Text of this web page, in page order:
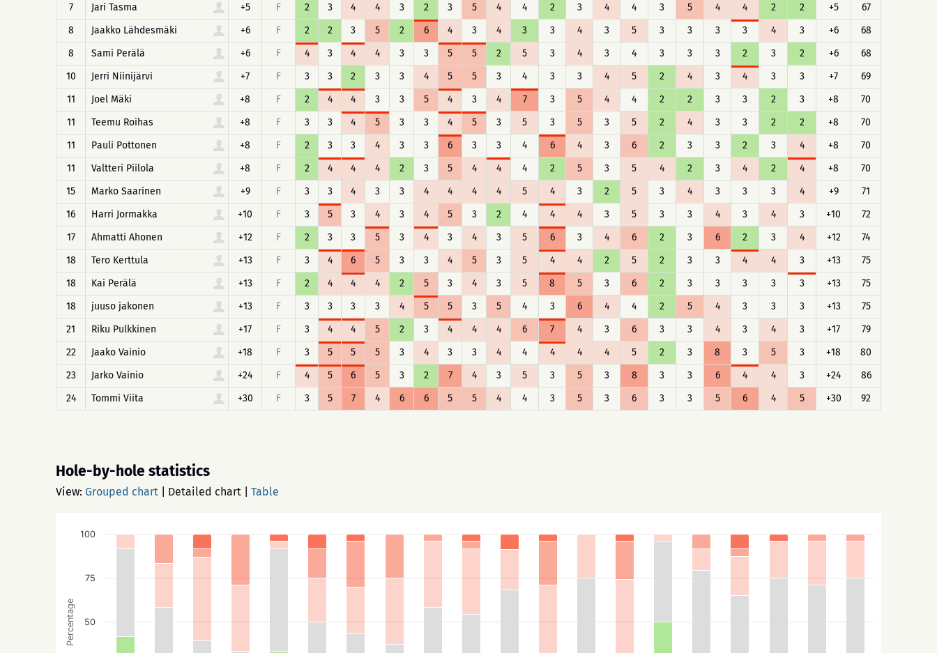
7
Jari Tasma +5 F 2 3 4 4 3 2 3 5 4 4 2 3 4 4 3 5 4 4 2 2 +5
67
8
Jaakko Lähdesmäki +6 F 2 2 3 5 2 6 4 3 4 3 3 4 3 5 3 3 3 3 4 3 +6
68
8
Sami Perälä +6 F 4 3 4 4 3 3 5 5 2 5 3 4 3 4 3 3 3 2 3 2 +6
68
10
Jerri Niinijärvi +7 F 3 3 2 3 3 4 5 5 3 4 3 3 4 5 2 4 3 4 3 3 +7
69
11
Joel Mäki +8 F 2 4 4 3 3 5 4 3 4 7 3 5 4 4 2 2 3 3 2 3 +8
70
11
Teemu Roihas +8 F 3 3 4 5 3 3 4 5 3 5 3 5 3 5 2 4 3 3 2 2 +8
70
11
Pauli Pottonen +8 F 2 3 3 4 3 3 6 3 3 4 6 4 3 6 2 3 3 2 3 4 +8
70
11
Valtteri Piilola +8 F 2 4 4 4 2 3 5 4 4 4 2 5 3 5 4 2 3 4 2 4 +8
70
15
Marko Saarinen +9 F 3 3 4 3 3 4 4 4 4 5 4 3 2 5 3 4 3 3 3 4 +9
71
16
Harri Jormakka +10 F 3 5 3 4 3 4 5 3 2 4 4 4 3 5 3 3 4 3 4 3 +10
72
17
Ahmatti Ahonen +12 F 2 3 3 5 3 4 3 4 3 5 6 3 4 6 2 3 6 2 3 4 +12
74
18
Tero Kerttula +13 F 3 4 6 5 3 3 4 5 3 5 4 4 2 5 2 3 3 4 4 3 +13
75
18
Kai Perälä +13 F 2 4 4 4 2 5 3 4 3 5 8 5 3 6 2 3 3 3 3 3 +13
75
18
juuso jakonen +13 F 3 3 3 3 4 5 5 3 5 4 3 6 4 4 2 5 4 3 3 3 +13
75
21
Riku Pulkkinen +17 F 3 4 4 5 2 3 4 4 4 6 7 4 3 6 3 3 4 3 4 3 +17
79
22
Jaako Vainio +18 F 3 5 5 5 3 4 3 3 4 4 4 4 4 5 2 3 8 3 5 3 +18
80
23
Jarko Vainio +24 F 4 5 6 5 3 2 7 4 3 5 3 5 3 8 3 3 6 4 4 3 +24
86
24
Tommi Viita +30 F 3 5 7 4 6 6 5 5 4 4 3 5 3 6 3 3 5 6 4 5 +30 92
Hole-by-hole statistics
View: Grouped chart Detailed chart Table
Percentage 50
75
100